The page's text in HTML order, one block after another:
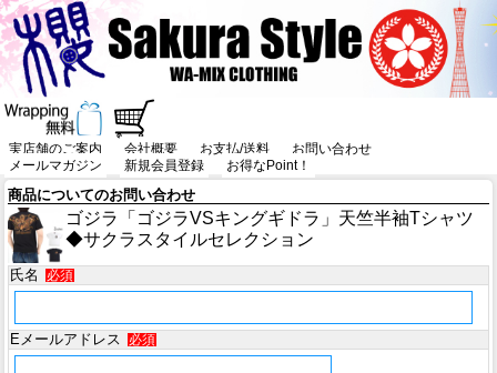
実店舗のご案内 会社概要 お支払/送料
お問い合わせ
メールマガジン
新規会員登録 お得なPoint！
商品についてのお問い合わせ
ゴジラ「ゴジラVSキングギドラ」天竺半袖Tシャツ
◆サクラスタイルセレクション
氏名 必須
Eメールアドレス 必須